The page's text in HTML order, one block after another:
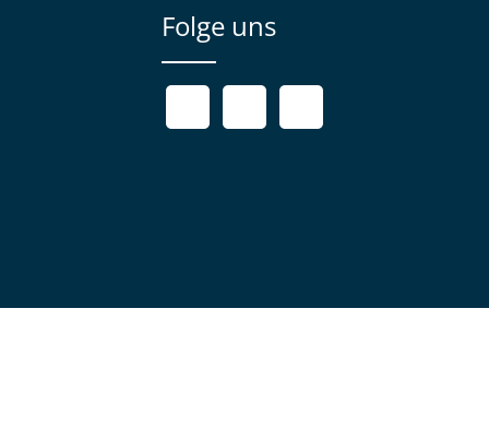
Folge uns